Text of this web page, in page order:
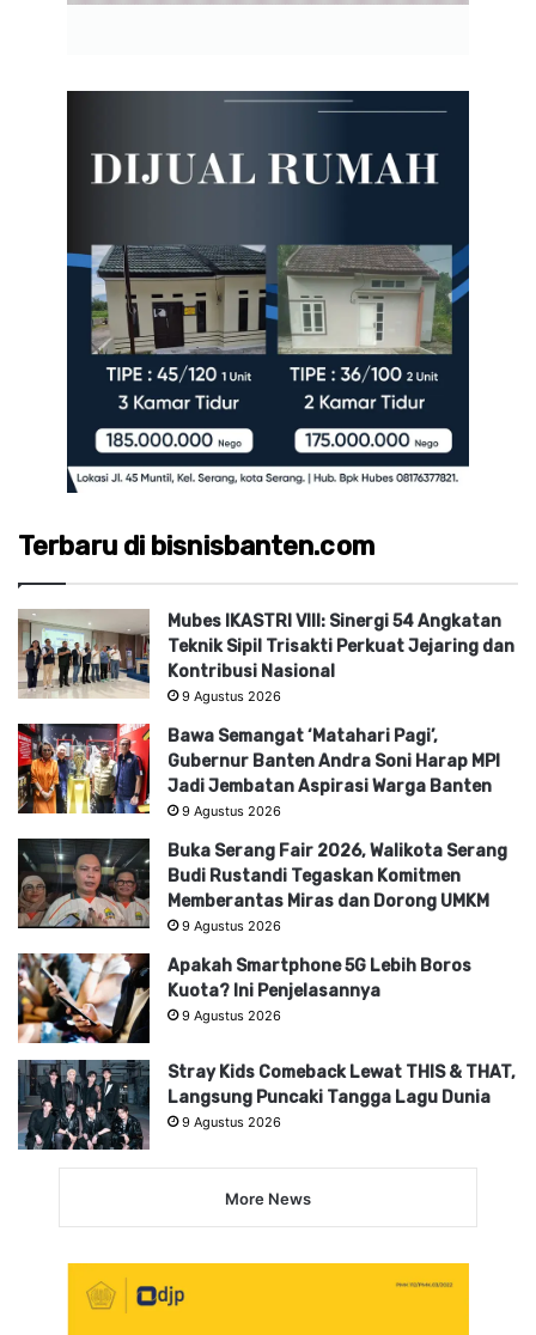
Terbaru di bisnisbanten.com
Mubes IKASTRI VIII: Sinergi 54 Angkatan
Teknik Sipil Trisakti Perkuat Jejaring dan
Kontribusi Nasional
9 Agustus 2026
Bawa Semangat ‘Matahari Pagi’,
Gubernur Banten Andra Soni Harap MPI
Jadi Jembatan Aspirasi Warga Banten
9 Agustus 2026
Buka Serang Fair 2026, Walikota Serang
Budi Rustandi Tegaskan Komitmen
Memberantas Miras dan Dorong UMKM
9 Agustus 2026
Apakah Smartphone 5G Lebih Boros
Kuota? Ini Penjelasannya
9 Agustus 2026
Stray Kids Comeback Lewat THIS & THAT,
Langsung Puncaki Tangga Lagu Dunia
9 Agustus 2026
More News